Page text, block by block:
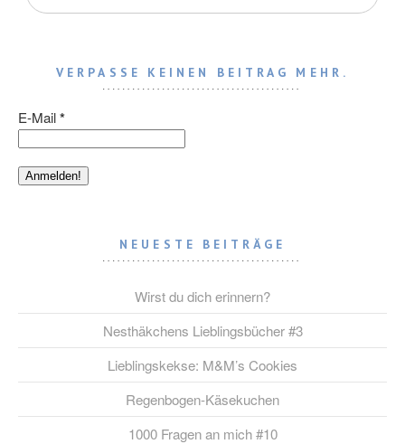
VERPASSE KEINEN BEITRAG MEHR.
E-Mail*
NEUESTE BEITRÄGE
Wirst du dich erinnern?
Nesthäkchens Lieblingsbücher #3
Lieblingskekse: M&M’s Cookies
Regenbogen-Käsekuchen
1000 Fragen an mich #10